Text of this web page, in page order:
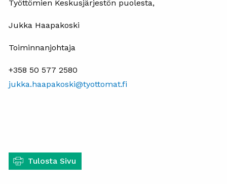
Työttömien Keskusjärjestön puolesta,
Jukka Haapakoski
Toiminnanjohtaja
+358 50 577 2580
jukka.haapakoski@tyottomat.fi
Tulosta Sivu